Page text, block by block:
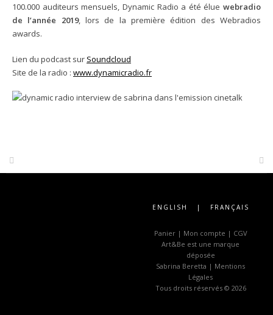
100.000 auditeurs mensuels, Dynamic Radio a été élue webradio
de l’année 2019, lors de la première édition des Webradios
awards.
Lien du podcast sur Soundcloud
Site de la radio : www.dynamicradio.fr
ENGLISH | FRANÇAIS
Panier| Mon compte | CGV
Art&Be est une marque
déposée
Sabrina Beretta | Mentions
Légales
Tous droits réservés © 2026